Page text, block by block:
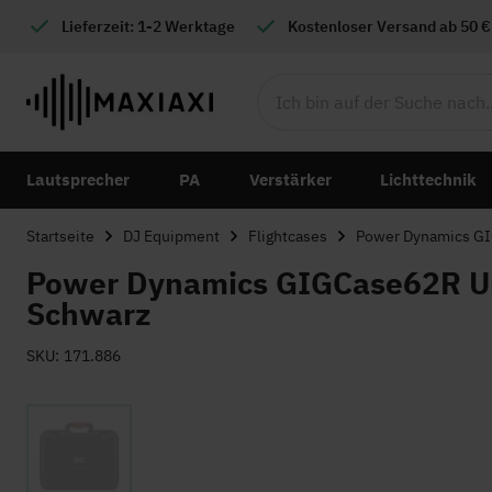
Lieferzeit: 1-2 Werktage Kostenloser Versand ab 50 €
Lautsprecher PA Verstärker Lichttechnik
Startseite DJ Equipment Flightcases Power Dynamics
Power Dynamics GIGCase62R
Schwarz
SKU 171.886